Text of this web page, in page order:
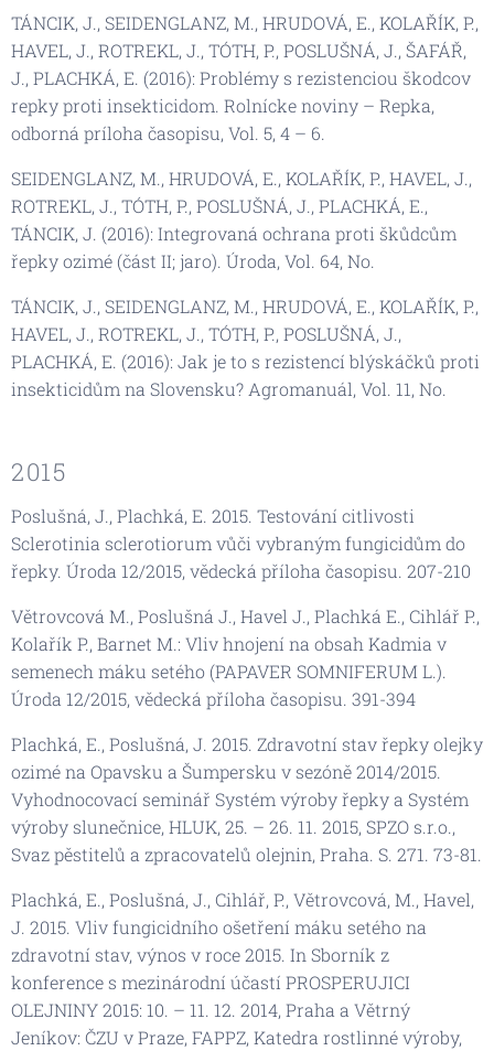
TÁNCIK, J., SEIDENGLANZ, M., HRUDOVÁ, E., KOLAŘÍK, P.,
HAVEL, J., ROTREKL, J., TÓTH, P., POSLUŠNÁ, J., ŠAFÁŘ,
J., PLACHKÁ, E. (2016): Problémy s rezistenciou škodcov
repky proti insekticidom. Rolnícke noviny – Repka,
odborná príloha časopisu, Vol. 5, 4 – 6.
SEIDENGLANZ, M., HRUDOVÁ, E., KOLAŘÍK, P., HAVEL, J.,
ROTREKL, J., TÓTH, P., POSLUŠNÁ, J., PLACHKÁ, E.,
TÁNCIK, J. (2016): Integrovaná ochrana proti škůdcům
řepky ozimé (část II; jaro). Úroda, Vol. 64, No.
TÁNCIK, J., SEIDENGLANZ, M., HRUDOVÁ, E., KOLAŘÍK, P.,
HAVEL, J., ROTREKL, J., TÓTH, P., POSLUŠNÁ, J.,
PLACHKÁ, E. (2016): Jak je to s rezistencí blýskáčků proti
insekticidům na Slovensku? Agromanuál, Vol. 11, No.
2015
Poslušná, J., Plachká, E. 2015. Testování citlivosti
Sclerotinia sclerotiorum vůči vybraným fungicidům do
řepky. Úroda 12/2015, vědecká příloha časopisu. 207-210
Větrovcová M., Poslušná J., Havel J., Plachká E., Cihlář P.,
Kolařík P., Barnet M.: Vliv hnojení na obsah Kadmia v
semenech máku setého (PAPAVER SOMNIFERUM L.).
Úroda 12/2015, vědecká příloha časopisu. 391-394
Plachká, E., Poslušná, J. 2015. Zdravotní stav řepky olejky
ozimé na Opavsku a Šumpersku v sezóně 2014/2015.
Vyhodnocovací seminář Systém výroby řepky a Systém
výroby slunečnice, HLUK, 25. – 26. 11. 2015, SPZO s.r.o.,
Svaz pěstitelů a zpracovatelů olejnin, Praha. S. 271. 73-81.
Plachká, E., Poslušná, J., Cihlář, P., Větrovcová, M., Havel,
J. 2015. Vliv fungicidního ošetření máku setého na
zdravotní stav, výnos v roce 2015. In Sborník z
konference s mezinárodní účastí PROSPERUJICI
OLEJNINY 2015: 10. – 11. 12. 2014, Praha a Větrný
Jeníkov: ČZU v Praze, FAPPZ, Katedra rostlinné výroby,